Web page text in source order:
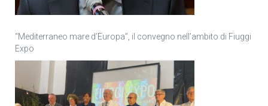
“Mediterraneo mare d’Europa”, il convegno nell’ambito di Fiuggi
Expo